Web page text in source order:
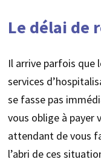
Le délai de
Il arrive parfois que
services
se fasse pas
vous oblige à payer
attendant de vous
l’abri de ces